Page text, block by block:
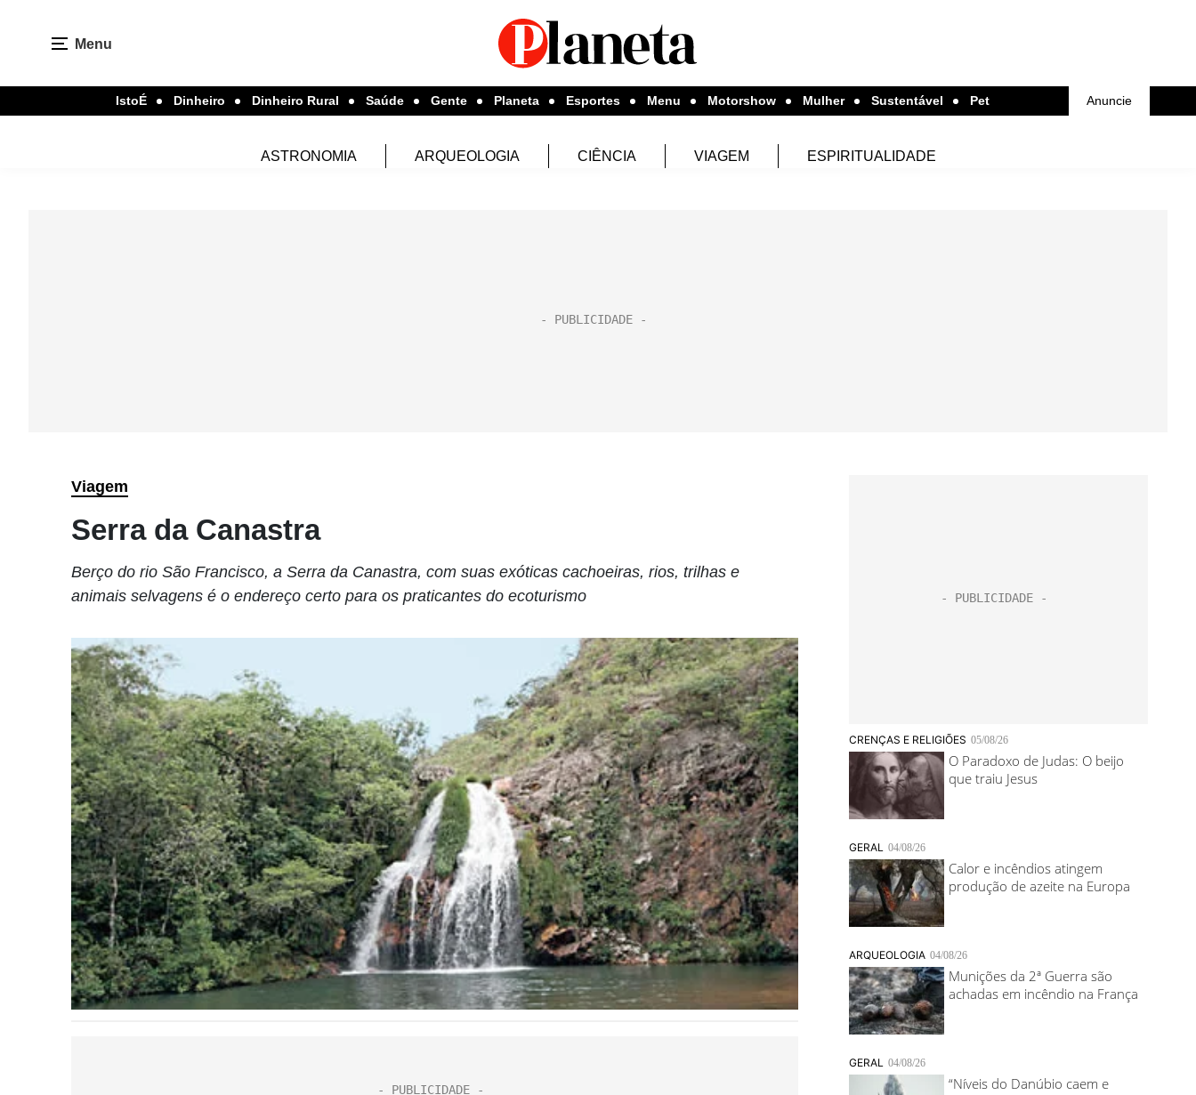
Menu
IstoÉ Dinheiro Dinheiro Rural Saúde Gente Planeta Esportes Menu Motorshow Mulher Sustentável Pet Anuncie
ASTRONOMIA ARQUEOLOGIA CIÊNCIA VIAGEM ESPIRITUALIDADE
Viagem
Serra da Canastra
Berço do rio São Francisco, a Serra da Canastra, com suas exóticas cachoeiras, rios, trilhas e
animais selvagens é o endereço certo para os praticantes do ecoturismo